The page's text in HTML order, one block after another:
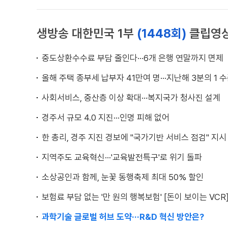
생방송 대한민국 1부 (1448회) 클립영
중도상환수수료 부담 줄인다···6개 은행 연말까지 면제
올해 주택 종부세 납부자 41만여 명···지난해 3분의 1
사회서비스, 중산층 이상 확대···복지국가 청사진 설계
경주서 규모 4.0 지진···인명 피해 없어
한 총리, 경주 지진 경보에 "국가기반 서비스 점검" 지시
지역주도 교육혁신···'교육발전특구'로 위기 돌파
소상공인과 함께, 눈꽃 동행축제 최대 50% 할인
보험료 부담 없는 '만 원의 행복보험' [돈이 보이는 VCR]
과학기술 글로벌 허브 도약···R&D 혁신 방안은?